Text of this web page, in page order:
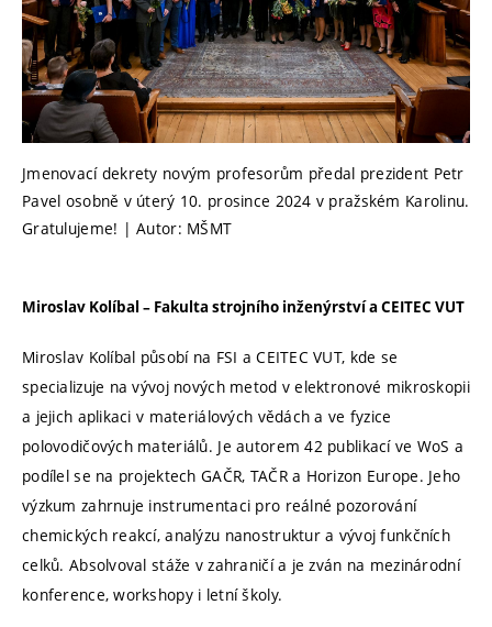
Jmenovací dekrety novým profesorům předal prezident Petr
Pavel osobně v úterý 10. prosince 2024 v pražském Karolinu.
Gratulujeme! | Autor: MŠMT
Miroslav Kolíbal – Fakulta strojního inženýrství a CEITEC VUT
Miroslav Kolíbal působí na FSI a CEITEC VUT, kde se
specializuje na vývoj nových metod v elektronové mikroskopii
a jejich aplikaci v materiálových vědách a ve fyzice
polovodičových materiálů. Je autorem 42 publikací ve WoS a
podílel se na projektech GAČR, TAČR a Horizon Europe. Jeho
výzkum zahrnuje instrumentaci pro reálné pozorování
chemických reakcí, analýzu nanostruktur a vývoj funkčních
celků. Absolvoval stáže v zahraničí a je zván na mezinárodní
konference, workshopy i letní školy.